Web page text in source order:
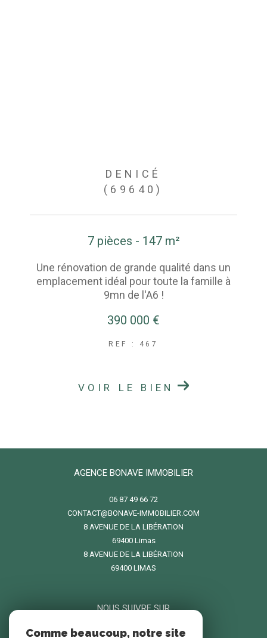
DENICÉ
(69640)
7 pièces - 147 m²
Une rénovation de grande qualité dans un
emplacement idéal pour toute la famille à
9mn de l'A6 !
390 000 €
REF : 467
VOIR LE BIEN
AGENCE BONAVE IMMOBILIER
06 87 49 66 72
CONTACT@BONAVE-IMMOBILIER.COM
8 AVENUE DE LA LIBÉRATION
69400
limas
8 AVENUE DE LA LIBÉRATION
69400 LIMAS
NOUS SUIVRE SUR
Comme beaucoup, notre site